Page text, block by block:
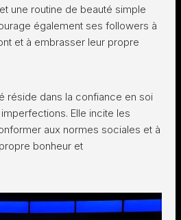
une routine de beauté simple
également ses followers à
et à embrasser leur propre
réside dans la confiance en soi
Elle incite les
aux normes sociales et à
bonheur et